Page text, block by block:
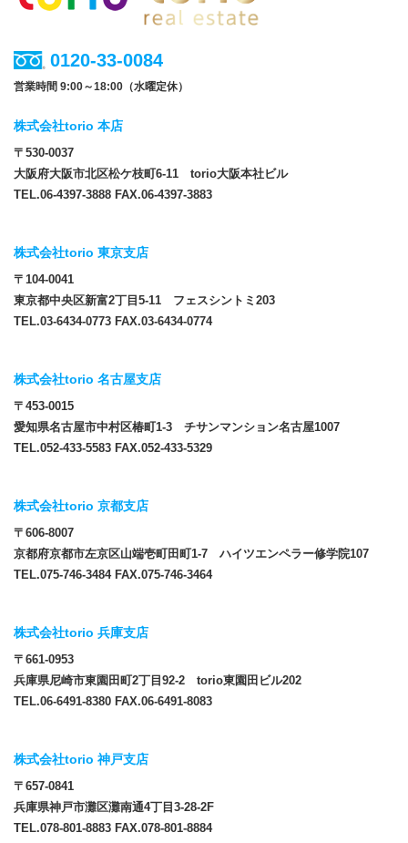
0120-33-0084
営業時間 9:00～18:00（水曜定休）
株式会社torio 本店
〒530-0037
大阪府大阪市北区松ケ枝町6-11 torio大阪本社ビル
TEL.06-4397-3888 FAX.06-4397-3883
株式会社torio 東京支店
〒104-0041
東京都中央区新富2丁目5-11 フェスシントミ203
TEL.03-6434-0773 FAX.03-6434-0774
株式会社torio 名古屋支店
〒453-0015
愛知県名古屋市中村区椿町1-3 チサンマンション名古屋1007
TEL.052-433-5583 FAX.052-433-5329
株式会社torio 京都支店
〒606-8007
京都府京都市左京区山端壱町田町1-7 ハイツエンペラー修学院107
TEL.075-746-3484 FAX.075-746-3464
株式会社torio 兵庫支店
〒661-0953
兵庫県尼崎市東園田町2丁目92-2 torio東園田ビル202
TEL.06-6491-8380 FAX.06-6491-8083
株式会社torio 神戸支店
〒657-0841
兵庫県神戸市灘区灘南通4丁目3-28-2F
TEL.078-801-8883 FAX.078-801-8884